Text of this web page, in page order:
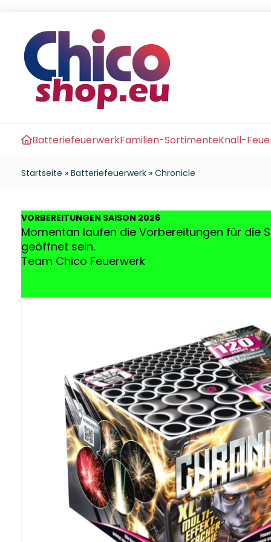
BatteriefeuerwerkFamilien-SortimenteKnall-
Startseite » Batteriefeuerwerk » Chronicle
VORBEREITUNGEN SAISON 2026
Momentan laufen die Vorbereitungen für die
geöffnet sein.
Team Chico Feuerwerk